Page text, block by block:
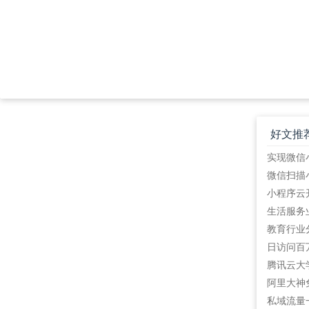
好文推
教育行业
阿里大神
私域流量